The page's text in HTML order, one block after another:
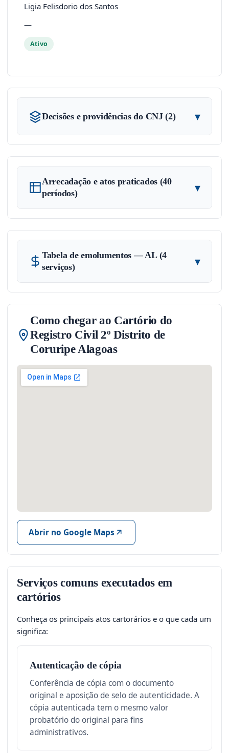
Ligia Felisdorio dos Santos
—
Ativo
Decisões e providências do CNJ (2) ▾
Arrecadação e atos praticados (40
períodos)
▾
Tabela de emolumentos — AL (4
serviços)
▾
Como chegar ao Cartório do
Registro Civil 2º Distrito de
Coruripe Alagoas
Abrir no Google Maps
Serviços comuns executados em
cartórios
Conheça os principais atos cartorários e o que cada um
significa:
Autenticação de cópia
Conferência de cópia com o documento
original e aposição de selo de autenticidade. A
cópia autenticada tem o mesmo valor
probatório do original para fins
administrativos.